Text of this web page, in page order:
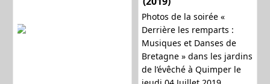
Photos de la soirée «
Derrière les remparts :
Musiques et Danses de
Bretagne » dans les jardins
de l’évêché à Quimper le